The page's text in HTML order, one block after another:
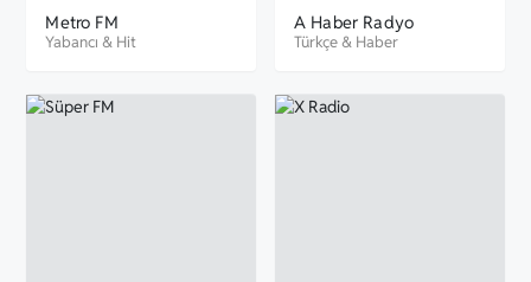
Metro FM
Yabancı & Hit
A Haber Radyo
Türkçe& Haber